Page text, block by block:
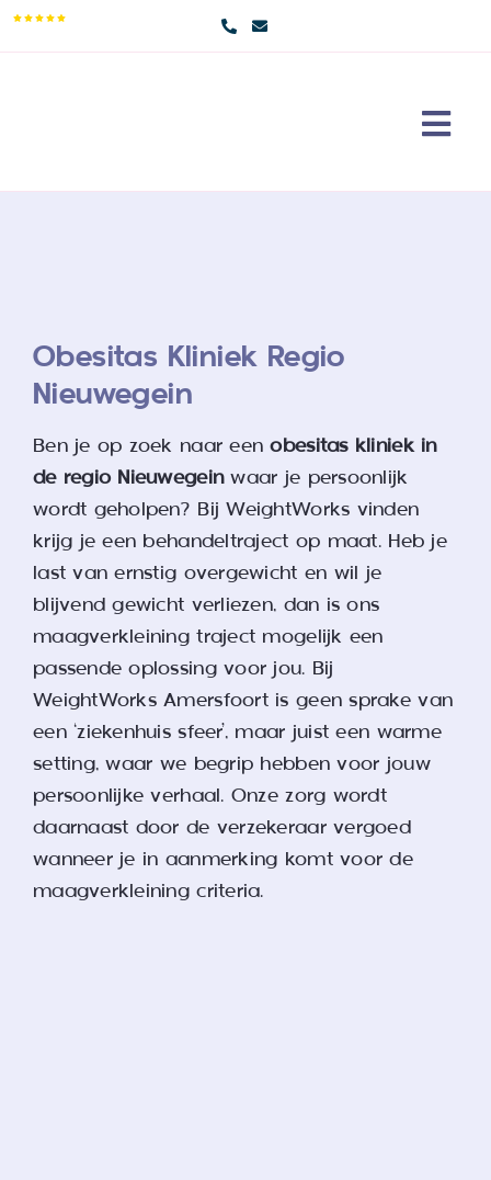
Skip
to
Obesitas Kliniek Regio
Nieuwegein
Ben je op zoek naar een obesitas kliniek in
de regio Nieuwegeinwaar je persoonlijk
wordt geholpen? Bij WeightWorks vinden
krijg je een behandeltraject op maat. Heb je
last van ernstig overgewicht en wil je
blijvend gewicht verliezen, dan is ons
maagverkleining traject mogelijk een
passende oplossing voor jou. Bij
WeightWorks Amersfoort is geen sprake van
een ‘ziekenhuis sfeer’, maar juist een warme
setting, waar we begrip hebben voor jouw
persoonlijke verhaal. Onze zorg wordt
daarnaast door de verzekeraar vergoed
wanneer je in aanmerking komt voor de
maagverkleining criteria.